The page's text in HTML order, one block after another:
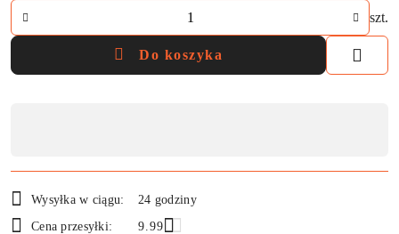
szt.
Do koszyka
płatność
i
dostawa
Wysyłka w ciągu:
24 godziny
Cena przesyłki:
9.99